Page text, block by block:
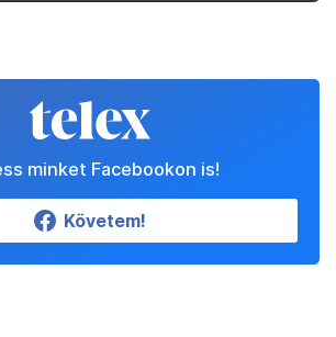
minket Facebookon is!
Követem!